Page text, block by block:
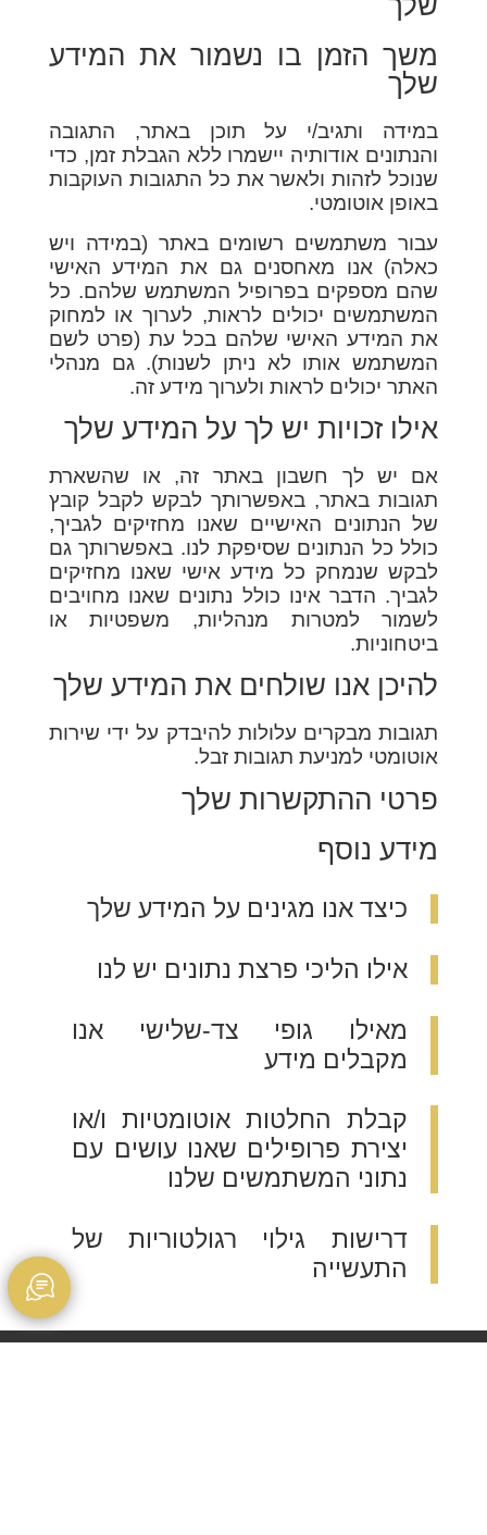
משך הזמן בו נשמור את המידע
שלך
במידה ותגיב/י על תוכן באתר, התגובה
והנתונים אודותיה יישמרו ללא הגבלת זמן, כדי
שנוכל לזהות ולאשר את כל התגובות העוקבות
באופן אוטומטי.
עבור משתמשים רשומים באתר (במידה ויש
כאלה) אנו מאחסנים גם את המידע האישי
שהם מספקים בפרופיל המשתמש שלהם. כל
המשתמשים יכולים לראות, לערוך או למחוק
את המידע האישי שלהם בכל עת (פרט לשם
המשתמש אותו לא ניתן לשנות). גם מנהלי
האתר יכולים לראות ולערוך מידע זה.
אילו זכויות יש לך על המידע שלך
אם יש לך חשבון באתר זה, או שהשארת
תגובות באתר, באפשרותך לבקש לקבל קובץ
של הנתונים האישיים שאנו מחזיקים לגביך,
כולל כל הנתונים שסיפקת לנו. באפשרותך גם
לבקש שנמחק כל מידע אישי שאנו מחזיקים
לגביך. הדבר אינו כולל נתונים שאנו מחויבים
לשמור למטרות מנהליות, משפטיות או
ביטחוניות.
להיכן אנו שולחים את המידע שלך
תגובות מבקרים עלולות להיבדק על ידי שירות
אוטומטי למניעת תגובות זבל.
פרטי ההתקשרות שלך
מידע נוסף
כיצד אנו מגינים על המידע שלך
אילו הליכי פרצת נתונים יש לנו
מאילו גופי צד-שלישי אנו
מקבלים מידע
קבלת החלטות אוטומטיות ו/או
יצירת פרופילים שאנו עושים עם
נתוני המשתמשים שלנו
דרישות גילוי רגולטוריות של
התעשייה